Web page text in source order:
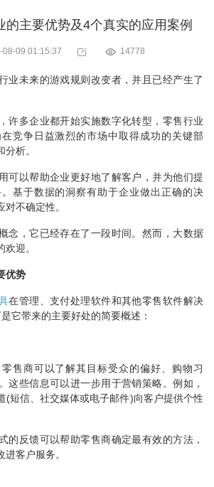
的主要优势及4个真实的应用案例
08-09 01:15:37 14778
业未来的游戏规则改变者，并且已经产生了
许多企业都开始实施数字化转型，零售行业
竞争日益激烈的市场中取得成功的关键部
析。
可以帮助企业更好地了解客户，并为他们提
基于数据的洞察有助于企业做出正确的决
不确定性。
念，它已经存在了一段时间。然而，大数据
迎。
优势
在管理、支付处理软件和其他零售软件解决
它带来的主要好处的简要概述：
售商可以了解其目标受众的偏好、购物习
这些信息可以进一步用于营销策略。例如，
(短信、社交媒体或电子邮件)向客户提供个性
的反馈可以帮助零售商确定最有效的方法，
客户服务。